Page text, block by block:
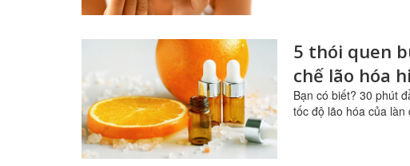
5 thói quen
chế lão hóa
Bạn có biết? 30 phút
tốc độ lão hóa của